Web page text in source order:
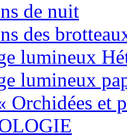
de nuit
des
lumineux
lumineux
Orchidées et